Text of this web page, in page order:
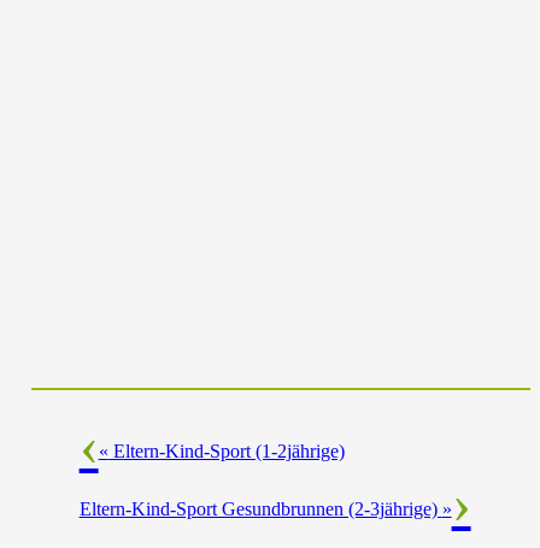
« Eltern-Kind-Sport (1-2jährige)
Eltern-Kind-Sport Gesundbrunnen (2-3jährige) »